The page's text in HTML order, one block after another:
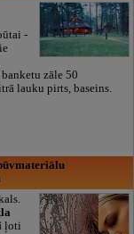
-
zāle 50
lauku pirts, baseins.
ļoti